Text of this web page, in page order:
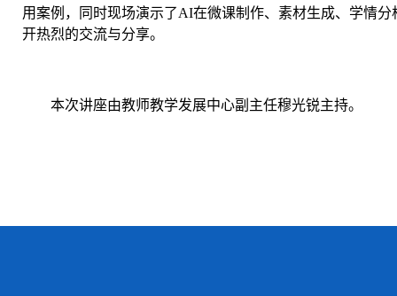
用案例，同时现场演示了AI在微课制作、素材生成、学情
开热烈的交流与分享。
本次讲座由教师教学发展中心副主任穆光锐主持。